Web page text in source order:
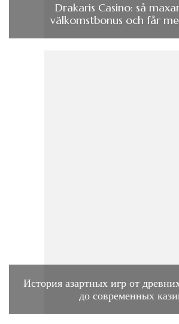
Drakaris Casino: så
välkomstbonus och får
История азартных игр от
до современных